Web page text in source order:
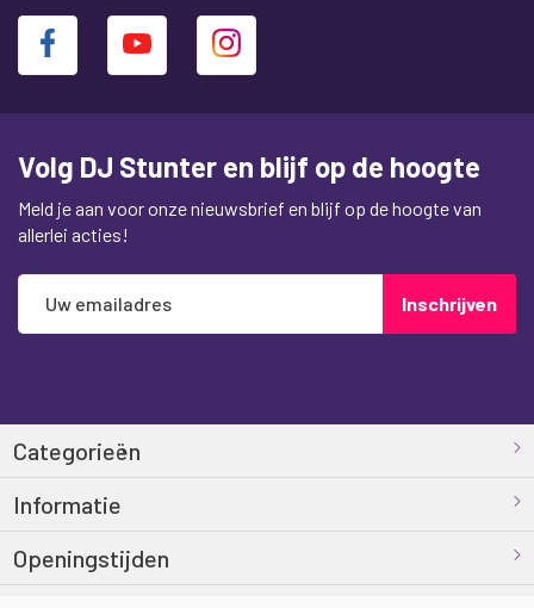
Volg DJ Stunter en blijf op de hoogte
Meld je aan voor onze nieuwsbrief en blijf op de hoogte van
allerlei acties!
Abonneer
op
Inschrijven
Categorieën
Informatie
Openingstijden